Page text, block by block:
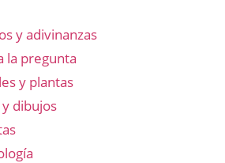
y adivinanzas
la pregunta
y plantas
dibujos